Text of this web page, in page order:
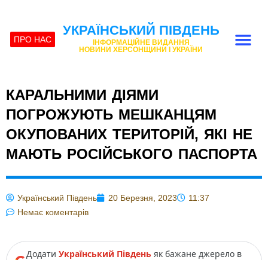
ПРО НАС
УКРАЇНСЬКИЙ ПІВДЕНЬ
ІНФОРМАЦІЙНЕ ВИДАННЯ
НОВИНИ ХЕРСОНЩИНИ І УКРАЇНИ
КАРАЛЬНИМИ ДІЯМИ
ПОГРОЖУЮТЬ МЕШКАНЦЯМ
ОКУПОВАНИХ ТЕРИТОРІЙ, ЯКІ НЕ
МАЮТЬ РОСІЙСЬКОГО ПАСПОРТА
Український Південь 20 Березня, 2023
11:37
Немає коментарів
Додати Український Південь як бажане джерело в